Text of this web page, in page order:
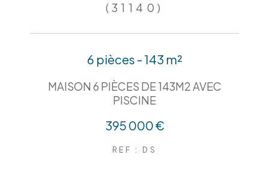
(31140)
6 pièces - 143 m²
MAISON 6 PIÈCES DE 143M2 AVEC
PISCINE
395 000 €
REF : DS